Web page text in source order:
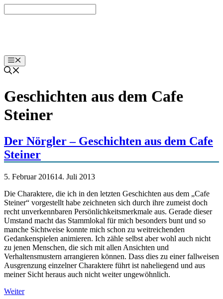
Inhalt
Menü
Geschichten aus dem Cafe
Steiner
Der Nörgler – Geschichten aus dem Cafe
Steiner
5. Februar 201614. Juli 2013
Die Charaktere, die ich in den letzten Geschichten aus dem „Cafe
Steiner“ vorgestellt habe zeichneten sich durch ihre zumeist doch
recht unverkennbaren Persönlichkeitsmerkmale aus. Gerade dieser
Umstand macht das Stammlokal für mich besonders bunt und so
manche Sichtweise konnte mich schon zu weitreichenden
Gedankenspielen animieren. Ich zähle selbst aber wohl auch nicht
zu jenen Menschen, die sich mit allen Ansichten und
Verhaltensmustern arrangieren können. Dass dies zu einer fallweisen
Ausgrenzung einzelner Charaktere führt ist naheliegend und aus
meiner Sicht heraus auch nicht weiter ungewöhnlich.
Weiter